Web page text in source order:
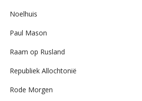
Noelhuis
Paul Mason
Raam op Rusland
Republiek Allochtonië
Rode Morgen